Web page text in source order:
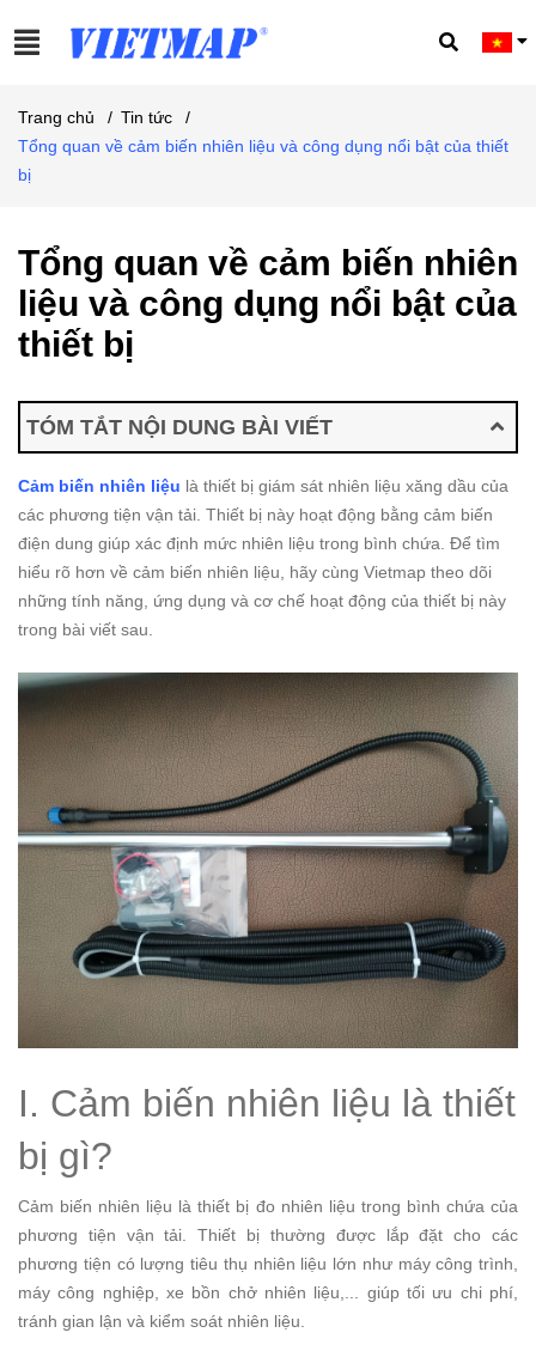
Trang chủ / Tin tức
/
Tổng quan về cảm biến nhiên liệu và công dụng nổi bật của thiết
bị
Tổng quan về cảm biến nhiên
liệu và công dụng nổi bật của
thiết bị
TÓM TẮT NỘI DUNG BÀI VIẾT
Cảm biến nhiên liệu là thiết bị giám sát nhiên liệu xăng dầu của
các phương tiện vận tải. Thiết bị này hoạt động bằng cảm biến
điện dung giúp xác định mức nhiên liệu trong bình chứa. Để tìm
hiểu rõ hơn về cảm biến nhiên liệu, hãy cùng Vietmap theo dõi
những tính năng, ứng dụng và cơ chế hoạt động của thiết bị này
trong bài viết sau.
I. Cảm biến nhiên liệu là thiết
bị gì?
Cảm biến nhiên liệu là thiết bị đo nhiên liệu trong bình chứa của
phương tiện vận tải. Thiết bị thường được lắp đặt cho các
phương tiện có lượng tiêu thụ nhiên liệu lớn như máy công trình,
máy công nghiệp, xe bồn chở nhiên liệu,... giúp tối ưu chi phí,
tránh gian lận và kiểm soát nhiên liệu.